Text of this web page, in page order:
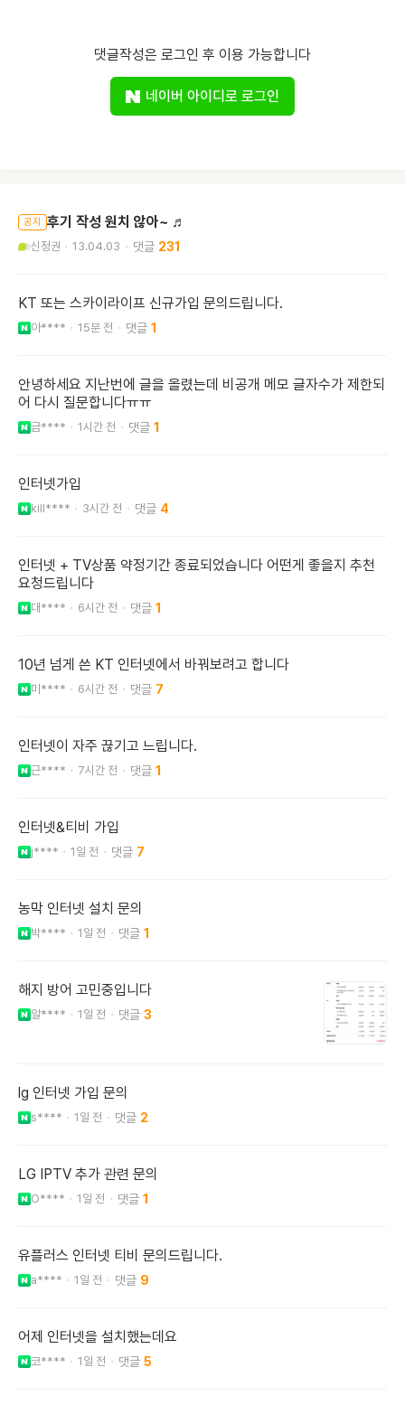
댓글작성은 로그인 후 이용 가능합니다
네이버 아이디로 로그인
공지 후기 작성 원치 않아~ ♬
신정권 13.04.03 231
KT 또는 스카이라이프 신규가입 문의드립니다.
아**** 15분 전 1
안녕하세요 지난번에 글을 올렸는데 비공개 메모 글자수가 제한되
어 다시 질문합니다ㅠㅠ
금**** 1시간 전 1
인터넷가입
kill**** 3시간 전 4
인터넷 + TV상품 약정기간 종료되었습니다 어떤게 좋을지 추천
요청드립니다
대**** 6시간 전 1
10년 넘게 쓴 KT 인터넷에서 바꿔보려고 합니다
미**** 6시간 전 7
인터넷이 자주 끊기고 느립니다.
근**** 7시간 전 1
인터넷&티비 가입
j**** 1일 전 7
농막 인터넷 설치 문의
박**** 1일 전 1
해지 방어 고민중입니다
알**** 1일 전 3
lg 인터넷 가입 문의
s**** 1일 전 2
LG IPTV 추가 관련 문의
O**** 1일 전 1
유플러스 인터넷 티비 문의드립니다.
a**** 1일 전 9
어제 인터넷을 설치했는데요
코**** 1일 전 5